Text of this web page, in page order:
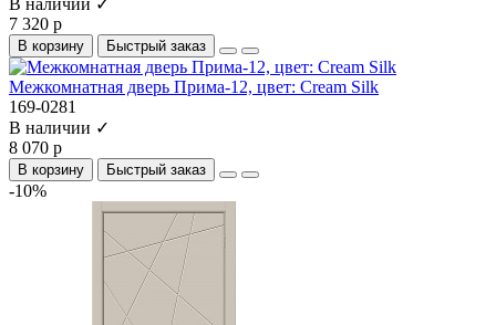
В наличии ✓
7 320 р
В корзину Быстрый заказ
Межкомнатная дверь Прима-12, цвет: Cream Silk
169-0281
В наличии ✓
8 070 р
В корзину Быстрый заказ
-10%